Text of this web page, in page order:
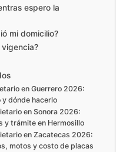
espero la
mi domicilio?
en Guerrero 2026:
dónde hacerlo
en Sonora 2026:
y trámite en Hermosillo
en Zacatecas 2026:
motos y costo de placas